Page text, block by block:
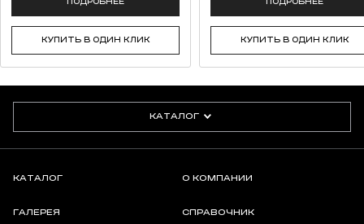
ПОДРОБНЕЕ
КУПИТЬ В ОДИН КЛИК
ПОДРОБНЕЕ
КУПИТЬ В ОДИН КЛИК
КАТАЛОГ
КАТАЛОГ О КОМПАНИИ
ГАЛЕРЕЯ СПРАВОЧНИК